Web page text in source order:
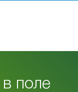
поле